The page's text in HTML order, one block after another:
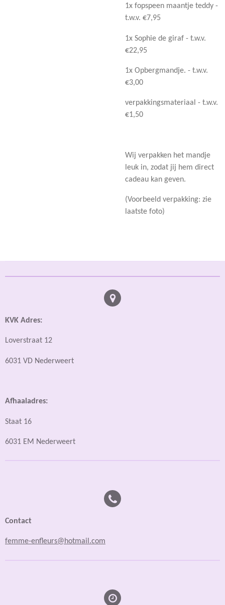
1x fopspeen maantje teddy -
t.w.v. €7,95
1x Sophie de giraf - t.w.v.
€22,95
1x Opbergmandje. - t.w.v.
€3,00
verpakkingsmateriaal - t.w.v.
€1,50
Wij verpakken het mandje
leuk in, zodat jij hem direct
cadeau kan geven.
(Voorbeeld verpakking: zie
laatste foto)
KVK Adres:
Loverstraat 12
6031 VD Nederweert
Afhaaladres:
Staat 16
6031 EM Nederweert
Contact
femme-enfleurs@hotmail.com